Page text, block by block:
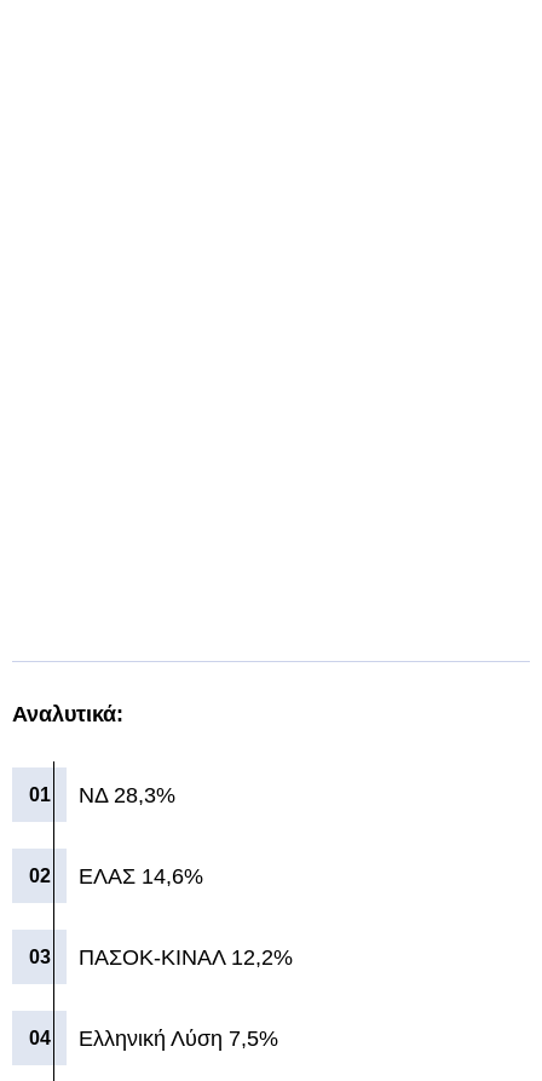
Αναλυτικά:
ΝΔ 28,3%
ΕΛΑΣ 14,6%
ΠΑΣΟΚ-ΚΙΝΑΛ 12,2%
Ελληνική Λύση 7,5%